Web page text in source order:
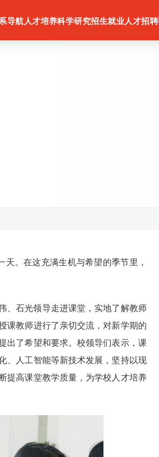
导航 人才培养科学研究招生就业人才招聘
。在这充满生机与希望的季节里，
、石光领导走进课堂，实地了解教师
课教师进行了亲切交流，对新学期的
出了希望和要求。校领导们表示，课
、人工智能等新技术发展，坚持以现
提高课堂教学质量，为学校人才培养